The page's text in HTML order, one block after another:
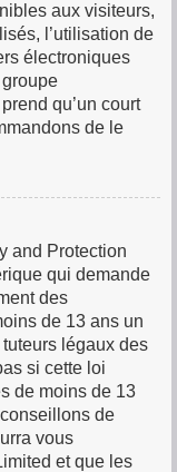
aux visiteurs,
l’utilisation de
électroniques
qu’un court
de le
and Protection
qui demande
des
de 13 ans un
légaux des
si cette loi
de moins de 13
de
vous
et que les